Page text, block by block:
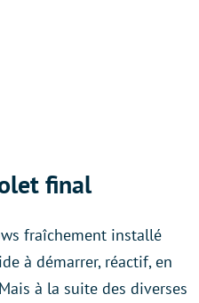
final
fraîchement installé
à démarrer, réactif, en
à la suite des diverses